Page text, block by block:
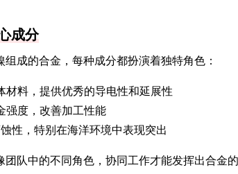
成分
成的合金，每种成分都扮演着独特角色：
材料，提供优秀的导电性和延展性
强度，改善加工性能
蚀性，特别在海洋环境中表现突出
队中的不同角色，协同工作才能发挥出合金的